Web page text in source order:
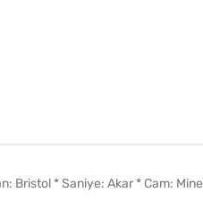
Bristol * Saniye: Akar * Cam: